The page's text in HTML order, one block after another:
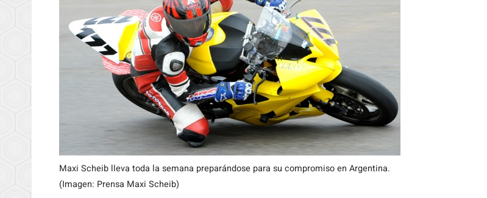
Maxi Scheib lleva toda la semana preparándose para su compromiso en Argentina.
(Imagen: Prensa Maxi Scheib)